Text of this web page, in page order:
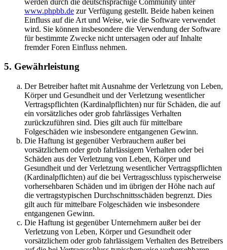
www.phpbb.de zur Verfügung gestellt. Beide haben keinen
Einfluss auf die Art und Weise, wie die Software verwendet
wird. Sie können insbesondere die Verwendung der Software
für bestimmte Zwecke nicht untersagen oder auf Inhalte
fremder Foren Einfluss nehmen.
5. Gewährleistung
Der Betreiber haftet mit Ausnahme der Verletzung von Leben,
Körper und Gesundheit und der Verletzung wesentlicher
Vertragspflichten (Kardinalpflichten) nur für Schäden, die auf
ein vorsätzliches oder grob fahrlässiges Verhalten
zurückzuführen sind. Dies gilt auch für mittelbare
Folgeschäden wie insbesondere entgangenen Gewinn.
Die Haftung ist gegenüber Verbrauchern außer bei
vorsätzlichem oder grob fahrlässigem Verhalten oder bei
Schäden aus der Verletzung von Leben, Körper und
Gesundheit und der Verletzung wesentlicher Vertragspflichten
(Kardinalpflichten) auf die bei Vertragsschluss typischerweise
vorhersehbaren Schäden und im übrigen der Höhe nach auf
die vertragstypischen Durchschnittsschäden begrenzt. Dies
gilt auch für mittelbare Folgeschäden wie insbesondere
entgangenen Gewinn.
Die Haftung ist gegenüber Unternehmern außer bei der
Verletzung von Leben, Körper und Gesundheit oder
vorsätzlichem oder grob fahrlässigem Verhalten des Betreibers